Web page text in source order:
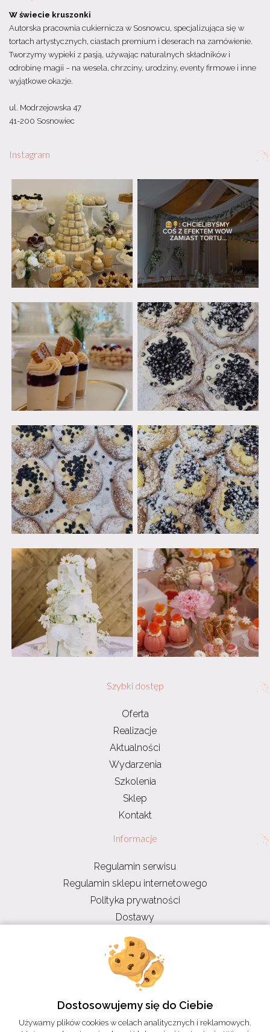
W świecie kruszonki
Autorska pracownia cukiernicza w Sosnowcu, specjalizująca się w
tortach artystycznych, ciastach premium i deserach na zamówienie.
Tworzymy wypieki z pasją, używając naturalnych składników i
odrobinę magii – na wesela, chrzciny, urodziny, eventy firmowe i inne
wyjątkowe okazje.
ul. Modrzejowska 47
41-200 Sosnowiec
Instagram
Szybki dostęp
Oferta
Realizacje
Aktualności
Wydarzenia
Szkolenia
Sklep
Kontakt
Informacje
Regulamin serwisu
Regulamin sklepu internetowego
Polityka prywatności
Dostawy
RODO
Dostosowujemy się do Ciebie
Używamy plików cookies w celach analitycznych i reklamowych.